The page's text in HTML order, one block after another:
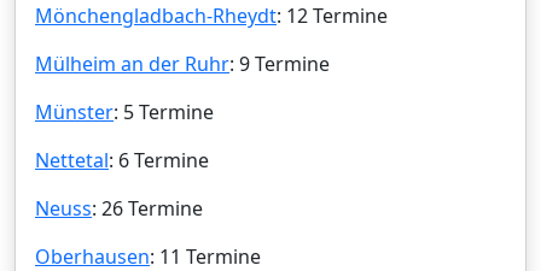
Mönchengladbach-Rheydt: 12 Termine
Mülheim an der Ruhr: 9 Termine
Münster: 5 Termine
Nettetal: 6 Termine
Neuss: 26 Termine
Oberhausen: 11 Termine